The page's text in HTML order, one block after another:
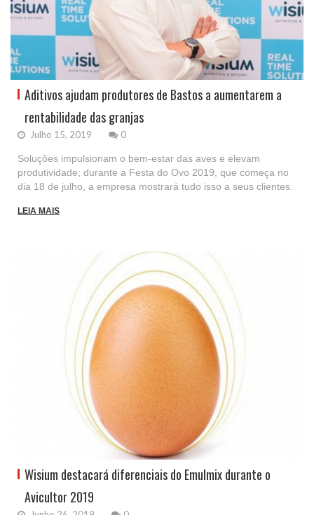
Aditivos ajudam produtores de Bastos a aumentarem a
rentabilidade das granjas
Julho 15, 2019 0
Soluções impulsionam o bem-estar das aves e elevam
produtividade; durante a Festa do Ovo 2019, que começa no
dia 18 de julho, a empresa mostrará tudo isso a seus clientes.
LEIA MAIS
Wisium destacará diferenciais do Emulmix durante o
Avicultor 2019